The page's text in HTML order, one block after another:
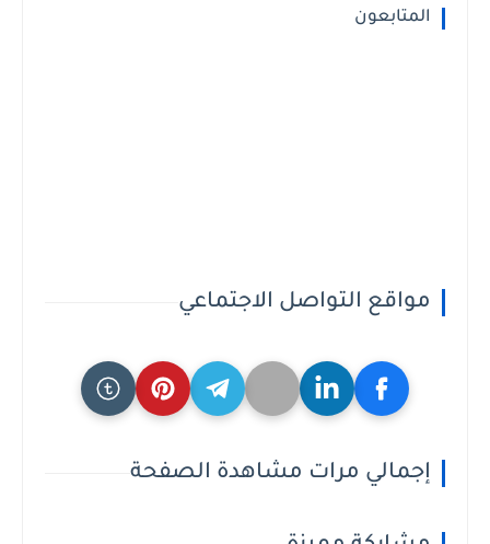
المتابعون
مواقع التواصل الاجتماعي
إجمالي مرات مشاهدة الصفحة